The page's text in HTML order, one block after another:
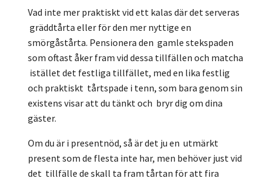
Vad inte mer praktiskt vid ett kalas där det serveras
gräddtårta eller för den mer nyttige en
smörgåstårta. Pensionera den gamle stekspaden
som oftast åker fram vid dessa tillfällen och matcha
istället det festliga tillfället, med en lika festlig
och praktiskt tårtspade i tenn, som bara genom sin
existens visar att du tänkt och bryr dig om dina
gäster.
Om du är i presentnöd, så är det ju en utmärkt
present som de flesta inte har, men behöver just vid
det tillfälle de skall ta fram tårtan för att fira